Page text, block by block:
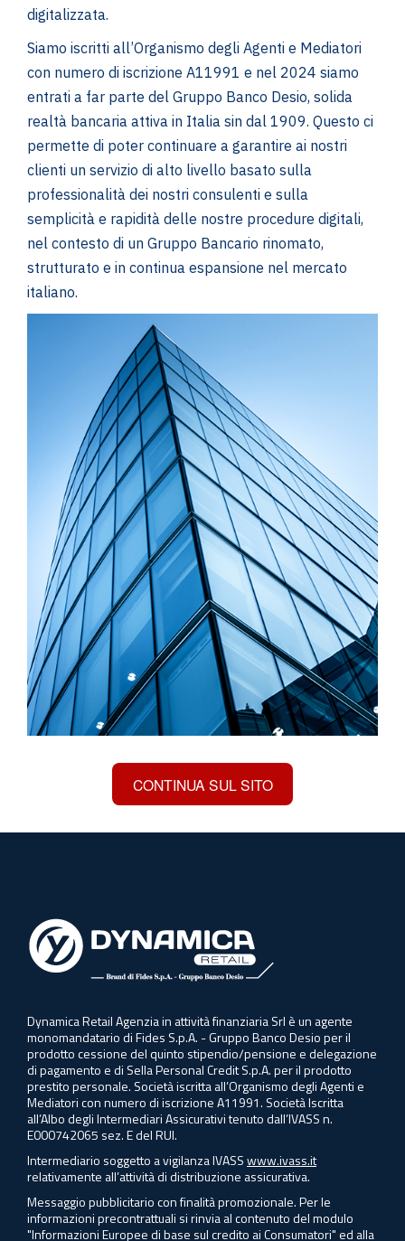
digitalizzata.
Siamo iscritti all’Organismo degli Agenti e Mediatori
con numero di iscrizione A11991 e nel 2024 siamo
entrati a far parte del Gruppo Banco Desio, solida
realtà bancaria attiva in Italia sin dal 1909. Questo ci
permette di poter continuare a garantire ai nostri
clienti un servizio di alto livello basato sulla
professionalità dei nostri consulenti e sulla
semplicità e rapidità delle nostre procedure digitali,
nel contesto di un Gruppo Bancario rinomato,
strutturato e in continua espansione nel mercato
italiano.
CONTINUA SUL SITO
Dynamica Retail Agenzia in attività finanziaria Srl è un agente
monomandatario di Fides S.p.A. - Gruppo Banco Desio per il
prodotto cessione del quinto stipendio/pensione e delegazione
di pagamento e di Sella Personal Credit S.p.A. per il prodotto
prestito personale. Società iscritta all’Organismo degli Agenti e
Mediatori con numero di iscrizione A11991. Società Iscritta
all’Albo degli Intermediari Assicurativi tenuto dall’IVASS n.
E000742065 sez. E del RUI.
Intermediario soggetto a vigilanza IVASSwww.ivass.it
relativamente all’attività di distribuzione assicurativa.
Messaggio pubblicitario con finalità promozionale. Per le
informazioni precontrattuali si rinvia al contenuto del modulo
"Informazioni Europee di base sul credito ai Consumatori" ed alla